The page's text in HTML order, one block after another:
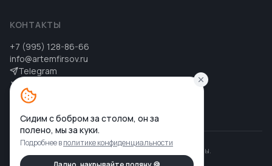
КОНТАКТЫ
+7 (995) 128-86-66
info@artemfirsov.ru
Telegram
MAX MAX
Артем Фирсов
Все права защищены.
Политика конфиденциальности
Сидим с бобром за столом, он за
полено, мы за куки.
Подробнее вполитике конфиденциальности